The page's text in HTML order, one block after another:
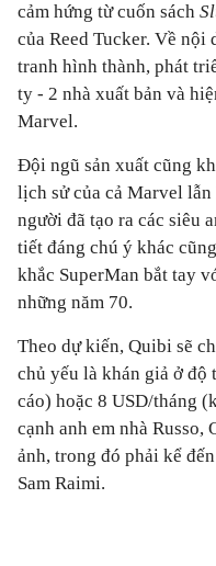
cảm hứng từ cuốn sách
của Reed Tucker. Về
tranh hình thành, phát
ty - 2 nhà xuất bản và
Marvel.
Đội ngũ sản xuất cũng
lịch sử của cả Marvel
người đã tạo ra các siêu
tiết đáng chú ý khác
khắc SuperMan bắt tay
những năm 70.
Theo dự kiến, Quibi sẽ
chủ yếu là khán giả ở
cáo) hoặc 8 USD/tháng
cạnh anh em nhà
ảnh, trong đó phải kể
Sam Raimi.